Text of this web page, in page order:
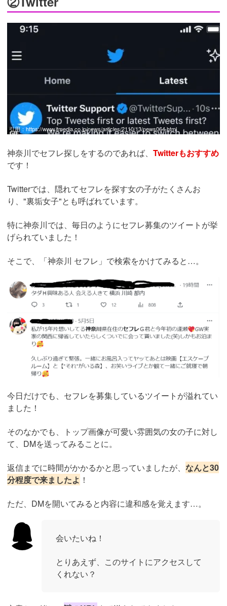
引用：https://www.itmedia.co.jp/news/articles/2110/13/news064.html
神奈川でセフレ探しをするのであれば、 Twitterもおすすめ
です！
Twitterでは、隠れてセフレを探す女の子がたくさんお
り、"裏垢女子"とも呼ばれています。
特に神奈川では、毎日のようにセフレ募集のツイートが挙
げられていました！
そこで、「神奈川 セフレ」で検索をかけてみると…。
今日だけでも、セフレを募集しているツイートが溢れてい
ました！
そのなかでも、トップ画像が可愛い雰囲気の女の子に対し
て、DMを送ってみることに。
返信までに時間がかかるかと思っていましたが、 なんと30
分程度で来ましたよ ！
ただ、DMを開いてみると内容に違和感を覚えます…。
会いたいね！
とりあえず、このサイトにアクセスして
くれない？